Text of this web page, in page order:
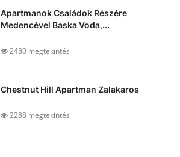
Apartmanok Családok Részére
Medencével Baska Voda,...
2480 megtekintés
Chestnut Hill Apartman Zalakaros
2288 megtekintés